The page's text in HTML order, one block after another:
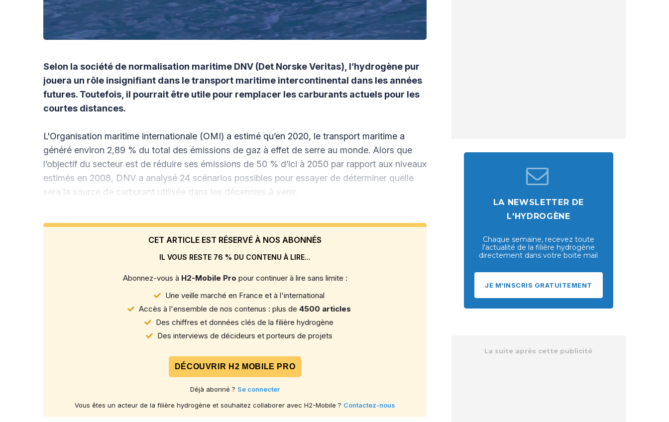
Selon la société de normalisation maritime DNV (Det Norske Veritas), l’hydrogène pur
jouera un rôle insignifiant dans le transport maritime intercontinental dans les années
futures. Toutefois, il pourrait être utile pour remplacer les carburants actuels pour les
courtes distances.
L'Organisation maritime internationale (OMI) a estimé qu’en 2020, le transport maritime a
généré environ 2,89 % du total des émissions de gaz à effet de serre au monde. Alors que
l’objectif du secteur est de réduire ses émissions de 50 % d’ici à 2050 par rapport aux niveaux
estimés en 2008, DNV a analysé 24 scénarios possibles pour essayer de déterminer quelle
sera la source de carburant utilisée dans les décennies à venir.
CET ARTICLE EST RÉSERVÉ À NOS ABONNÉS
IL VOUS RESTE 76 % DU CONTENU À LIRE...
Abonnez-vous à H2-Mobile Pro pour continuer à lire sans limite :
Une veille marché en France et à l'international
Accès à l'ensemble de nos contenus : plus de 4500 articles
Des chiffres et données clés de la filière hydrogène
Des interviews de décideurs et porteurs de projets
DÉCOUVRIR H2 MOBILE PRO
Déjà abonné ? Se connecter
Vous êtes un acteur de la filière hydrogène et souhaitez collaborer avec H2-Mobile ? Contactez-nous
LA NEWSLETTER DE
L'HYDROGÈNE
Chaque semaine, recevez toute
l'actualité de la filière hydrogène
directement dans votre boite mail
JE M'INSCRIS GRATUITEMENT